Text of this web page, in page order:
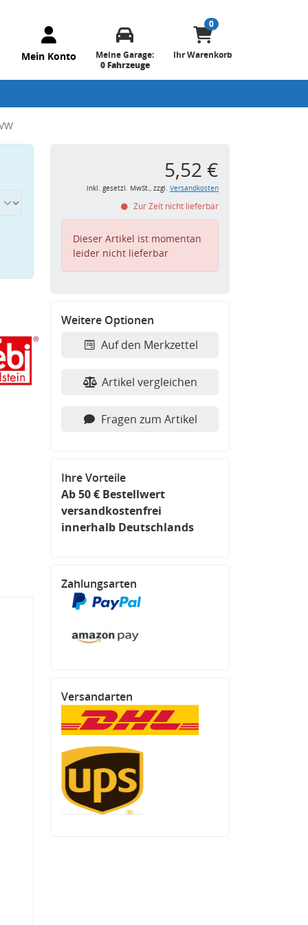
Mein Konto
Meine Garage:
0 Fahrzeuge
0
Ihr Warenkorb
5,52 €
inkl. gesetzl. MwSt., zzgl. Versandkosten
Zur Zeit nicht lieferbar
Dieser Artikel ist momentan
leider nicht lieferbar
Weitere Optionen
Auf den Merkzettel
Artikel vergleichen
Fragen zum Artikel
Ihre Vorteile
Ab 50 € Bestellwert
versandkostenfrei
innerhalb Deutschlands
Zahlungsarten
Versandarten